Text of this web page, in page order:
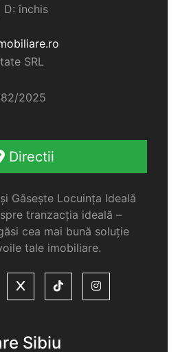
D: închis
SRL
2025
Directii
Găsește Locuința Ideală
tranzacția ideală –
cea mai bună soluție
tale imobiliare.
Sibiu